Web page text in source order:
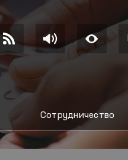
Сотрудничество